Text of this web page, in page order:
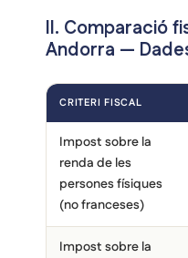
II. Comparació
Andorra —
CRITERI FISCAL
Impost sobre la
renda de les
persones físiques
(no franceses)
Impost sobre la